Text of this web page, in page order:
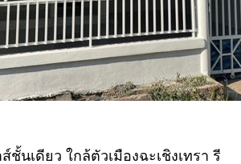
ชั้นเดียว ใกล้ตัวเมืองฉะเชิงเทรา รี